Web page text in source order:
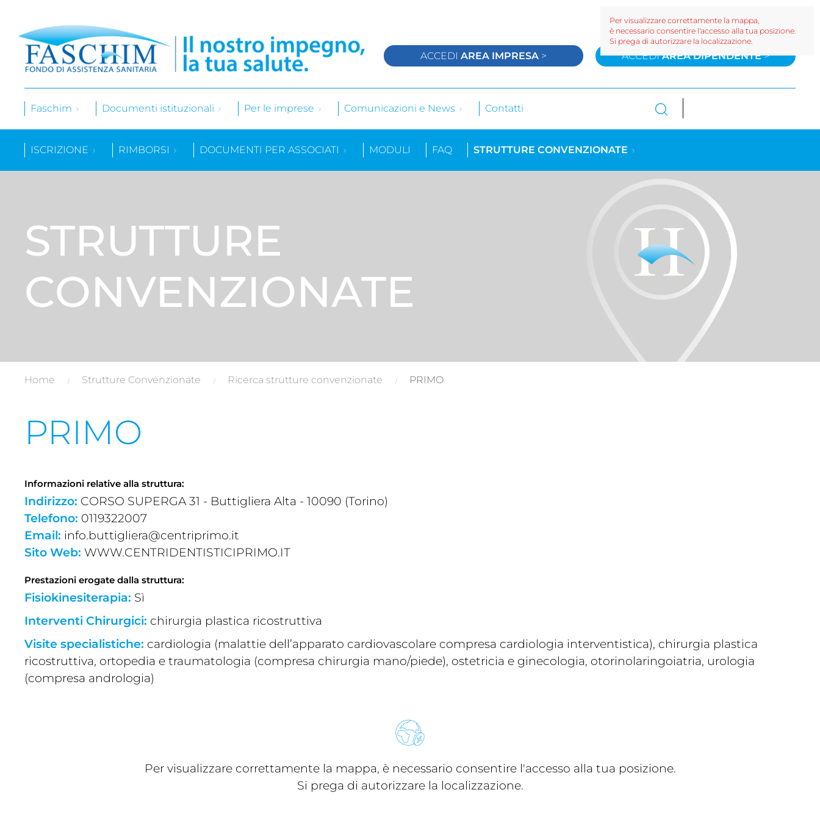
ACCEDIAREA IMPRESA > ACCEDIAREA DIPENDENTE>
Faschim Documenti istituzionali Per le imprese Comunicazioni e News Contatti
ISCRIZIONE RIMBORSI DOCUMENTI PER ASSOCIATI MODULI FAQ STRUTTURE CONVENZIONATE
STRUTTURE
CONVENZIONATE
Home Strutture Convenzionate Ricerca strutture convenzionate PRIMO
PRIMO
Informazioni relative alla struttura:
Indirizzo: CORSO SUPERGA 31 - Buttigliera Alta - 10090 (Torino)
Telefono: 0119322007
Email: info.buttigliera@centriprimo.it
Sito Web: WWW.CENTRIDENTISTICIPRIMO.IT
Prestazioni erogate dalla struttura:
Fisiokinesiterapia: Sì
Interventi Chirurgici: chirurgia plastica ricostruttiva
Visite specialistiche: cardiologia (malattie dell’apparato cardiovascolare compresa cardiologia interventistica), chirurgia plastica
ricostruttiva, ortopedia e traumatologia (compresa chirurgia mano/piede), ostetricia e ginecologia, otorinolaringoiatria, urologia
(compresa andrologia)
Per visualizzare correttamente la mappa, è necessario consentire l'accesso alla tua posizione.
Si prega di autorizzare la localizzazione.
Per visualizzare correttamente la mappa,
è necessario consentire l'accesso alla tua posizione.
Si prega di autorizzare la localizzazione.